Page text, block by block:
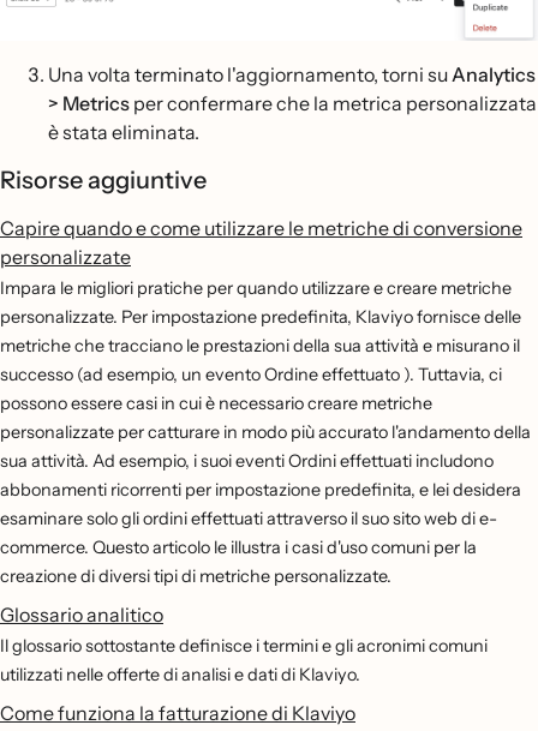
Una volta terminato l'aggiornamento, torni su Analytics
> Metrics per confermare che la metrica personalizzata
è stata eliminata.
Risorse aggiuntive
Capire quando e come utilizzare le metriche di conversione
personalizzate
Impara le migliori pratiche per quando utilizzare e creare metriche
personalizzate. Per impostazione predefinita, Klaviyo fornisce delle
metriche che tracciano le prestazioni della sua attività e misurano il
successo (ad esempio, un evento Ordine effettuato ). Tuttavia, ci
possono essere casi in cui è necessario creare metriche
personalizzate per catturare in modo più accurato l'andamento della
sua attività. Ad esempio, i suoi eventi Ordini effettuati includono
abbonamenti ricorrenti per impostazione predefinita, e lei desidera
esaminare solo gli ordini effettuati attraverso il suo sito web di e-
commerce. Questo articolo le illustra i casi d'uso comuni per la
creazione di diversi tipi di metriche personalizzate.
Glossario analitico
Il glossario sottostante definisce i termini e gli acronimi comuni
utilizzati nelle offerte di analisi e dati di Klaviyo.
Come funziona la fatturazione di Klaviyo